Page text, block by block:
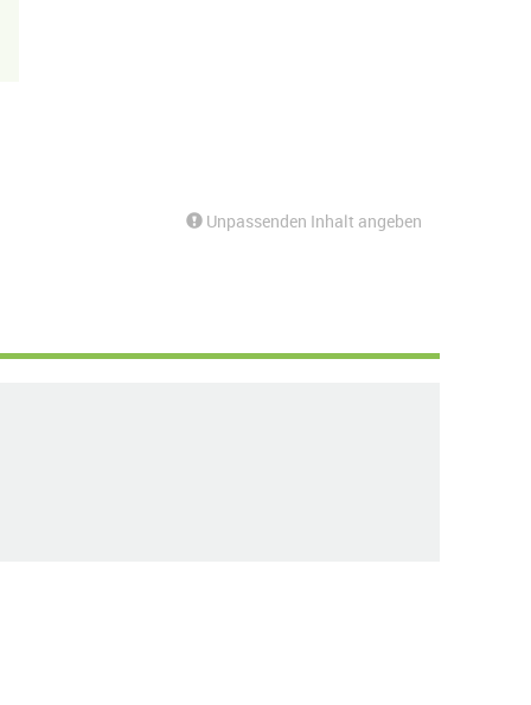
Unpassenden Inhalt angeben